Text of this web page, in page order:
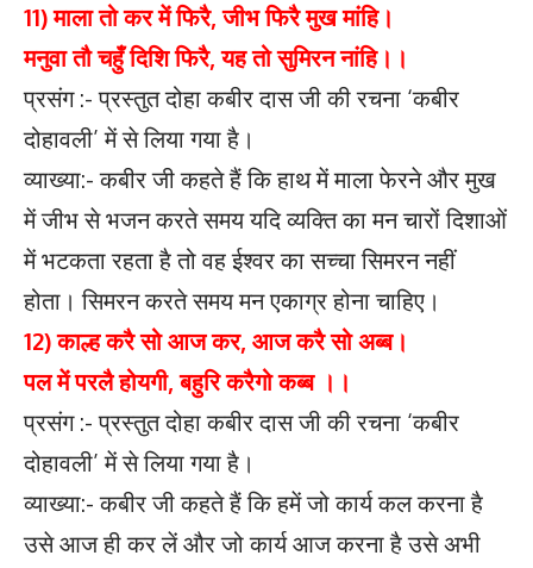
11) माला तो कर में फिरै, जीभ फिरै मुख मांहि।
मनुवा तौ चहुँ दिशि फिरै, यह तो सुमिरन नांहि।।
प्रसंग :- प्रस्तुत दोहा कबीर दास जी की रचना ‘कबीर
दोहावली’ में से लिया गया है।
व्याख्या:- कबीर जी कहते हैं कि हाथ में माला फेरने और मुख
में जीभ से भजन करते समय यदि व्यक्ति का मन चारों दिशाओं
में भटकता रहता है तो वह ईश्वर का सच्चा सिमरन नहीं
होता। सिमरन करते समय मन एकाग्र होना चाहिए।
12) काल्ह करै सो आज कर, आज करै सो अब्ब।
पल में परलै होयगी, बहुरि करैगो कब्ब ।।
प्रसंग :- प्रस्तुत दोहा कबीर दास जी की रचना ‘कबीर
दोहावली’ में से लिया गया है।
व्याख्या:- कबीर जी कहते हैं कि हमें जो कार्य कल करना है
उसे आज ही कर लें और जो कार्य आज करना है उसे अभी